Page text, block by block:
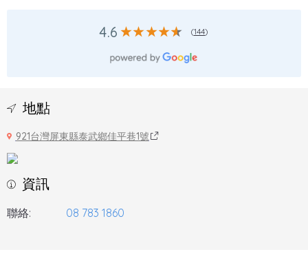
4.6 (144)
地點
921台灣屏東縣泰武鄉佳平巷1號
資訊
聯絡: 08 783 1860